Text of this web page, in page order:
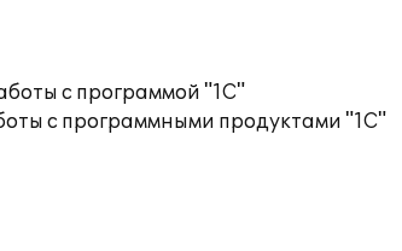
с программой "1С"
с программными продуктами "1С"